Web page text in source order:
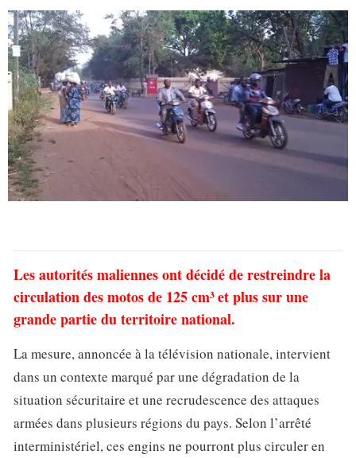
Les autorités maliennes ont décidé de restreindre la
circulation des motos de 125 cm³ et plus sur une
grande partie du territoire national.
La mesure, annoncée à la télévision nationale, intervient
dans un contexte marqué par une dégradation de la
situation sécuritaire et une recrudescence des attaques
armées dans plusieurs régions du pays. Selon l’arrêté
interministériel, ces engins ne pourront plus circuler en